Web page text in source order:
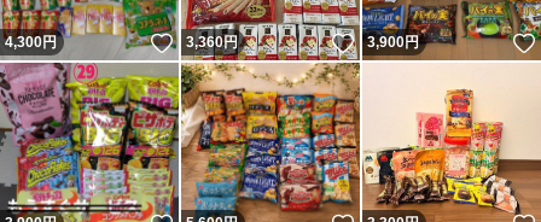
4,300円 いいね！
3,360円 いいね！
3,900円